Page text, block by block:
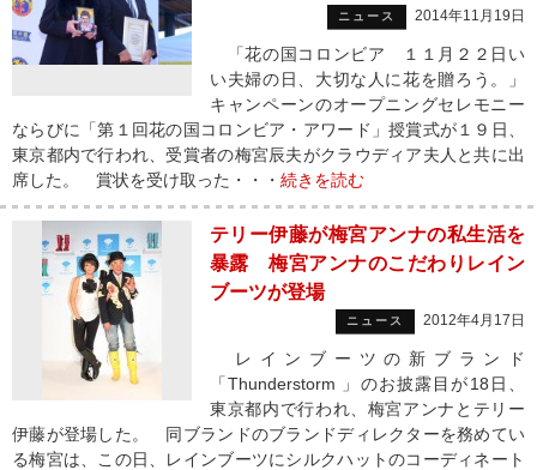
ニュース 2014年11月19日
「花の国コロンビア １１月２２日い
い夫婦の日、大切な人に花を贈ろう。」
キャンペーンのオープニングセレモニー
ならびに「第１回花の国コロンビア・アワード」授賞式が１９日、
東京都内で行われ、受賞者の梅宮辰夫がクラウディア夫人と共に出
席した。 賞状を受け取った・・・ 続きを読む
テリー伊藤が梅宮アンナの私生活を
暴露 梅宮アンナのこだわりレイン
ブーツが登場
ニュース 2012年4月17日
レインブーツの新ブランド
「Thunderstorm 」のお披露目が18日、
東京都内で行われ、梅宮アンナとテリー
伊藤が登場した。 同ブランドのブランドディレクターを務めてい
る梅宮は、この日、レインブーツにシルクハットのコーディネート